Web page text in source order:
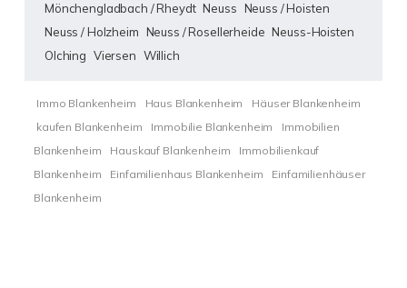
Mönchengladbach / Rheydt Neuss Neuss / Hoisten
Neuss / Holzheim Neuss / Rosellerheide Neuss-Hoisten
Olching Viersen Willich
Immo Blankenheim Haus Blankenheim
Häuser Blankenheim
kaufen Blankenheim
Immobilie Blankenheim
Immobilien
Blankenheim
Hauskauf Blankenheim
Immobilienkauf
Blankenheim
Einfamilienhaus Blankenheim
Einfamilienhäuser
Blankenheim